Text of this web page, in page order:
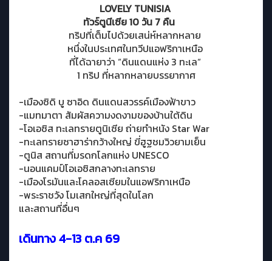
LOVELY TUNISIA
ทัวร์ตูนีเซีย 10 วัน 7 คืน
ทริปที่เต็มไปด้วยเสน่ห์หลากหลาย
หนึ่งในประเทศในทวีปแอฟริกาเหนือ
ที่ได้ฉายาว่า “ดินแดนแห่ง 3 ทะเล“
1 ทริป ที่หลากหลายบรรยากาศ
-เมืองซิดิ บู ซาอิด ดินแดนสวรรค์เมืองฟ้าขาว
-แมทมาตา สัมผัสความงดงามของบ้านใต้ดิน
-โอเอซิส ทะเลทรายตูนิเซีย ถ่ายทำหนัง Star War
-ทะเลทรายซาฮาร่ากว้างใหญ่ ขี่ฮูฐชมวิวยามเย็น
-ตูนิส สถานที่มรดกโลกแห่ง UNESCO
-นอนแคมป์โอเอซิสกลางทะเลทราย
-เมืองโรมันและโคลอสเซียมในแอฟริกาเหนือ
-พระราชวัง โมเสกใหญ่ที่สุดในโลก
และสถานที่อื่นๆ
เดินทาง 4-13 ต.ค 69